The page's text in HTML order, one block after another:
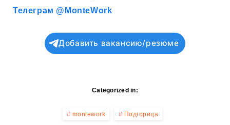
Телеграм @MonteWork
Добавить вакансию/резюме
Categorized in:
montework Подгорица